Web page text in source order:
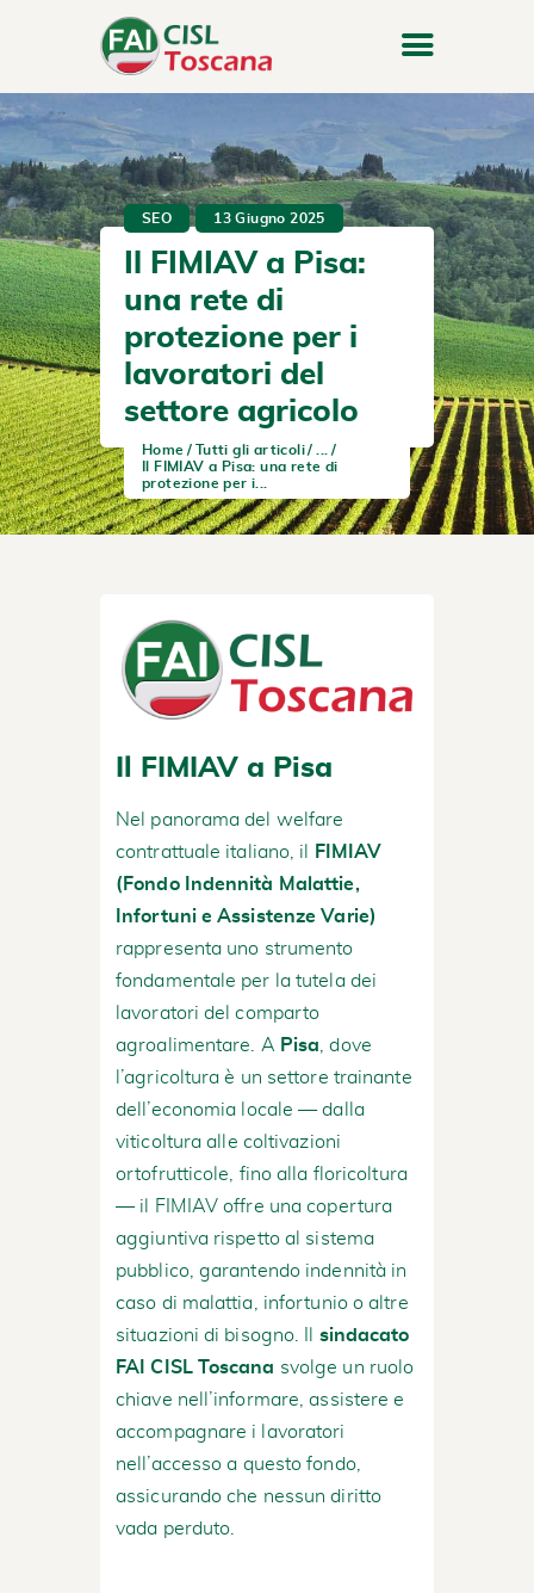
SEO 13 Giugno 2025
Il FIMIAV a Pisa:
una rete di
protezione per i
lavoratori del
settore agricolo
Home Tutti gli articoli
Il FIMIAV a Pisa: una rete di
protezione per i...
Il FIMIAV a Pisa
Nel panorama del welfare
contrattuale italiano, il
FIMIAV
(Fondo Indennità Malattie,
Infortuni e Assistenze Varie)
rappresenta uno strumento
fondamentale per la tutela dei
lavoratori del comparto
agroalimentare. A Pisa , dove
l’agricoltura è un settore trainante
dell’economia locale — dalla
viticoltura alle coltivazioni
ortofrutticole, fino alla floricoltura
— il FIMIAV offre una copertura
aggiuntiva rispetto al sistema
pubblico, garantendo indennità in
caso di malattia, infortunio o altre
situazioni di bisogno. Il sindacato
FAI CISL Toscana svolge un ruolo
chiave nell’informare, assistere e
accompagnare i lavoratori
nell’accesso a questo fondo,
assicurando che nessun diritto
vada perduto.